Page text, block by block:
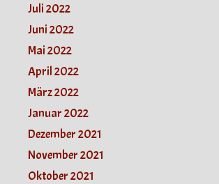
Juli 2022
Juni 2022
Mai 2022
April 2022
März 2022
Januar 2022
Dezember 2021
November 2021
Oktober 2021